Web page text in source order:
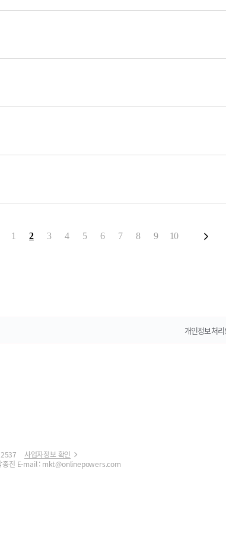
1 2 3 4 5 6 7 8 9 10
개인정보처
사업자정보 확인
종진 E-mail : mkt@onlinepowers.com